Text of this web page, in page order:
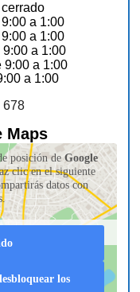
a 1:00
a 1:00
a 1:00
9:00 a 1:00
a 1:00
678
Maps
posición deGoogle
clic en el siguiente
datos con
los